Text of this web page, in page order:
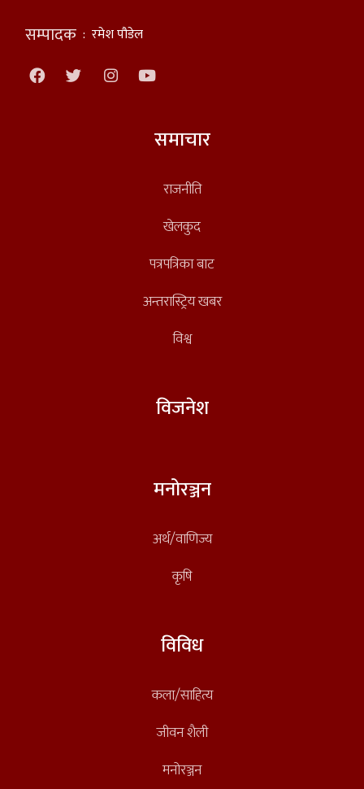
सम्पादक : रमेश पौडेल
समाचार
राजनीति
खेलकुद
पत्रपत्रिका बाट
अन्तरास्ट्रिय खबर
विश्व
विजनेश
मनोरञ्जन
अर्थ/वाणिज्य
कृषि
विविध
कला/साहित्य
जीवन शैली
मनोरञ्जन